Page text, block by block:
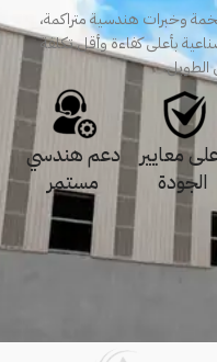
وخبرات هندسية متراكمة،
بأعلى كفاءة وأقل تكلفة
الطويل.
معايير
الجودة
دعم هندسي
مستمر